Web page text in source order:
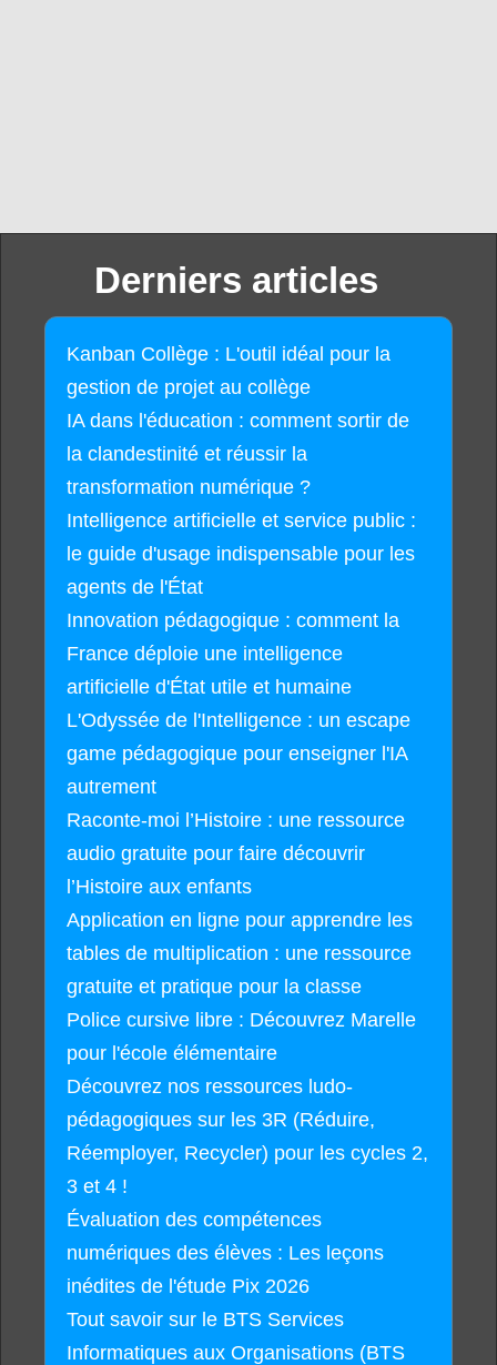
Derniers articles
Kanban Collège : L'outil idéal pour la
gestion de projet au collège
IA dans l'éducation : comment sortir de
la clandestinité et réussir la
transformation numérique ?
Intelligence artificielle et service public :
le guide d'usage indispensable pour les
agents de l'État
Innovation pédagogique : comment la
France déploie une intelligence
artificielle d'État utile et humaine
L'Odyssée de l'Intelligence : un escape
game pédagogique pour enseigner l'IA
autrement
Raconte-moi l’Histoire : une ressource
audio gratuite pour faire découvrir
l’Histoire aux enfants
Application en ligne pour apprendre les
tables de multiplication : une ressource
gratuite et pratique pour la classe
Police cursive libre : Découvrez Marelle
pour l'école élémentaire
Découvrez nos ressources ludo-
pédagogiques sur les 3R (Réduire,
Réemployer, Recycler) pour les cycles 2,
3 et 4 !
Évaluation des compétences
numériques des élèves : Les leçons
inédites de l'étude Pix 2026
Tout savoir sur le BTS Services
Informatiques aux Organisations (BTS